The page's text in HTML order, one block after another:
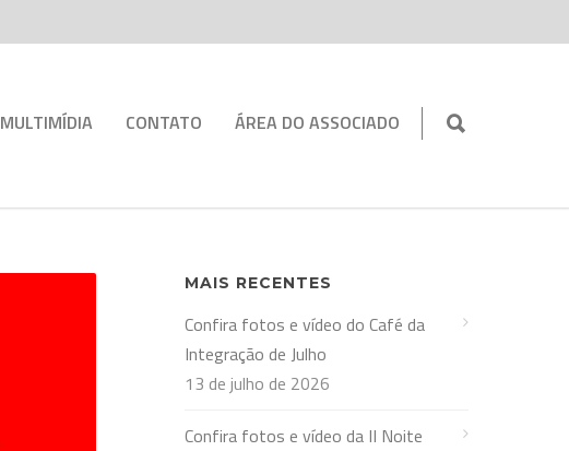
MULTIMÍDIA CONTATO ÁREA DO ASSOCIADO
MAIS RECENTES
Confira fotos e vídeo do Café da
Integração de Julho
13 de julho de 2026
Confira fotos e vídeo da II Noite